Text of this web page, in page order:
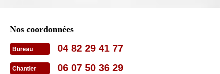
Nos coordonnées
Bureau 04 82 29 41 77
Chantier 06 07 50 36 29